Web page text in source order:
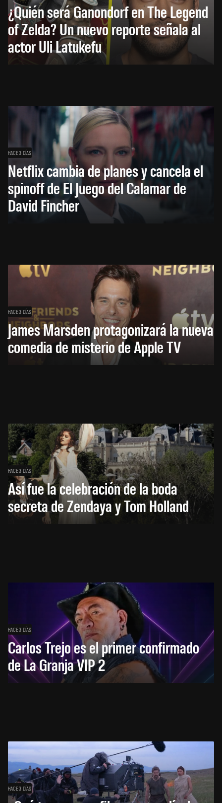
¿Quién será Ganondorf en The Legend
of Zelda? Un nuevo reporte señala al
actor Uli Latukefu
HACE 3 DÍAS
Netflix cambia de planes y cancela el
spinoff de El Juego del Calamar de
David Fincher
HACE 3 DÍAS
James Marsden protagonizará la nueva
comedia de misterio de Apple TV
HACE 3 DÍAS
Así fue la celebración de la boda
secreta de Zendaya y Tom Holland
HACE 3 DÍAS
Carlos Trejo es el primer confirmado
de La Granja VIP 2
HACE 3 DÍAS